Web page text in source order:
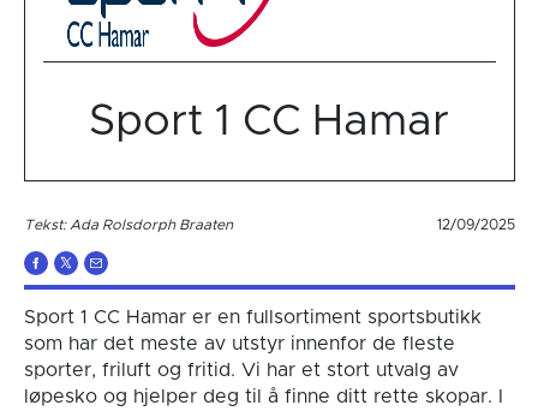
Sport 1 CC Hamar
Tekst: Ada Rolsdorph Braaten 12/09/2025
Sport 1 CC Hamar er en fullsortiment sportsbutikk
som har det meste av utstyr innenfor de fleste
sporter, friluft og fritid. Vi har et stort utvalg av
løpesko og hjelper deg til å finne ditt rette skopar. I